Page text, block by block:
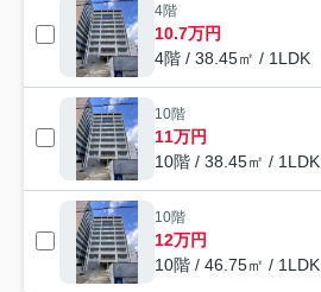
4階
10.7万円
4階 / 38.45㎡ / 1LDK
10階
11万円
10階 / 38.45㎡ / 1LDK
10階
12万円
10階 / 46.75㎡ / 1LDK